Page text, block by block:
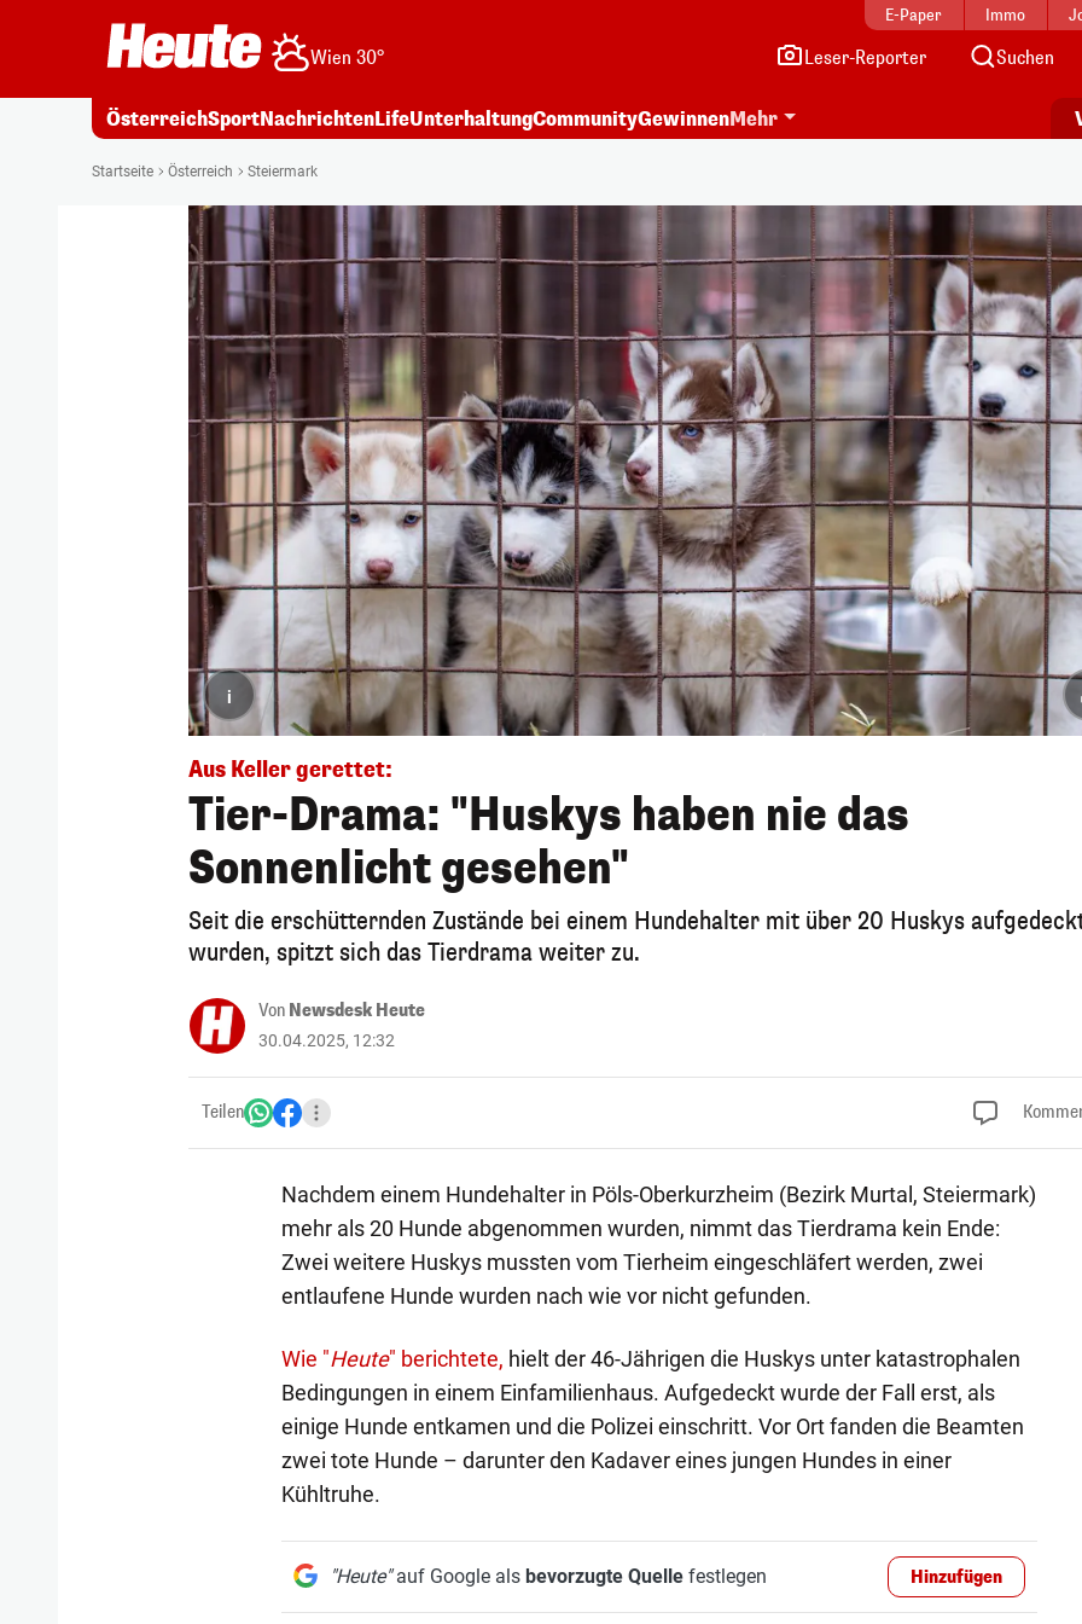
E-Paper Immo
Wien 30° Leser-Reporter Suchen
ÖsterreichSportNachrichtenLifeUnterhaltungCommunityGewinnenMehr
Startseite Österreich Steiermark
i
Aus Keller gerettet:
Tier-Drama: "Huskys haben nie das
Sonnenlicht gesehen"
Seit die erschütternden Zustände bei einem Hundehalter mit über 20 Huskys
wurden, spitzt sich das Tierdrama weiter zu.
Von Newsdesk Heute
30.04.2025, 12:32
Teilen
Nachdem einem Hundehalter in Pöls-Oberkurzheim (Bezirk Murtal, Steiermark)
mehr als 20 Hunde abgenommen wurden, nimmt das Tierdrama kein Ende:
Zwei weitere Huskys mussten vom Tierheim eingeschläfert werden, zwei
entlaufene Hunde wurden nach wie vor nicht gefunden.
Wie "Heute" berichtete, hielt der 46-Jährigen die Huskys unter katastrophalen
Bedingungen in einem Einfamilienhaus. Aufgedeckt wurde der Fall erst, als
einige Hunde entkamen und die Polizei einschritt. Vor Ort fanden die Beamten
zwei tote Hunde – darunter den Kadaver eines jungen Hundes in einer
Kühltruhe.
"Heute"auf Google als bevorzugte Quellefestlegen Hinzufügen